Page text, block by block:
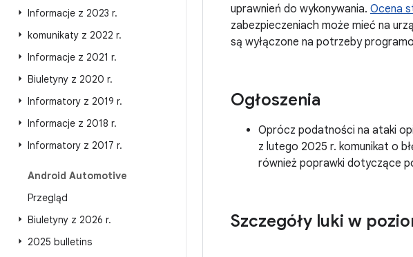
Informacje z 2023 r.
komunikaty z 2022 r.
Informacje z 2021 r.
Biuletyny z 2020 r.
Informatory z 2019 r.
Informacje z 2018 r.
Informatory z 2017 r.
Android Automotive
Przegląd
Biuletyny z 2026 r.
2025 bulletins
uprawnień do wykonywania. Ocena
zabezpieczeniach może mieć na
są wyłączone na potrzeby
Ogłoszenia
Oprócz podatności na ataki
z lutego 2025 r. komunikat o
również poprawki dotyczące
Szczegóły luki w